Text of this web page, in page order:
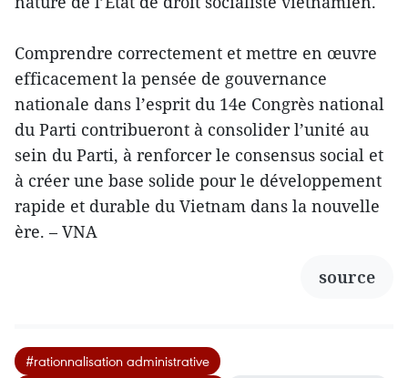
Comprendre correctement et mettre en œuvre
efficacement la pensée de gouvernance
nationale dans l’esprit du 14e Congrès national
du Parti contribueront à consolider l’unité au
sein du Parti, à renforcer le consensus social et
à créer une base solide pour le développement
rapide et durable du Vietnam dans la nouvelle
ère. – VNA
source
#rationnalisation administrative